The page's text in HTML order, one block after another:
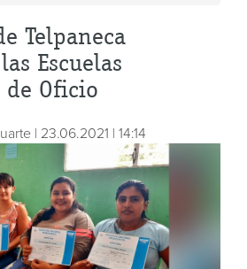
Telpaneca
Escuelas
Oficio
| 23.06.2021 | 14:14